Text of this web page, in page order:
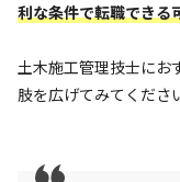
利な条件で転職できる
土木施工管理技士にお
肢を広げてみてくださ